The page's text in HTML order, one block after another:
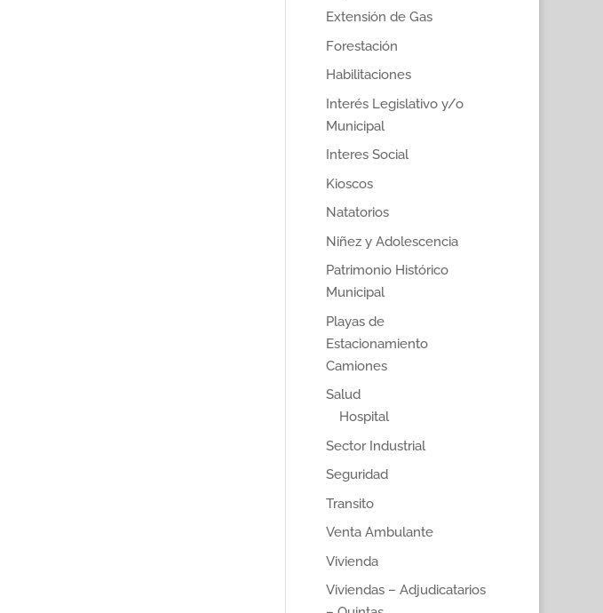
Extensión de Gas
Forestación
Habilitaciones
Interés Legislativo y/o
Municipal
Interes Social
Kioscos
Natatorios
Niñez y Adolescencia
Patrimonio Histórico
Municipal
Playas de
Estacionamiento
Camiones
Salud
Hospital
Sector Industrial
Seguridad
Transito
Venta Ambulante
Vivienda
Viviendas – Adjudicatarios